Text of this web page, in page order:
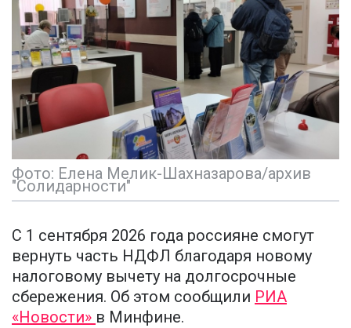
Фото: Елена Мелик-Шахназарова/архив
"Солидарности"
С 1 сентября 2026 года россияне смогут
вернуть часть НДФЛ благодаря новому
налоговому вычету на долгосрочные
сбережения. Об этом сообщили РИА
«Новости» в Минфине.